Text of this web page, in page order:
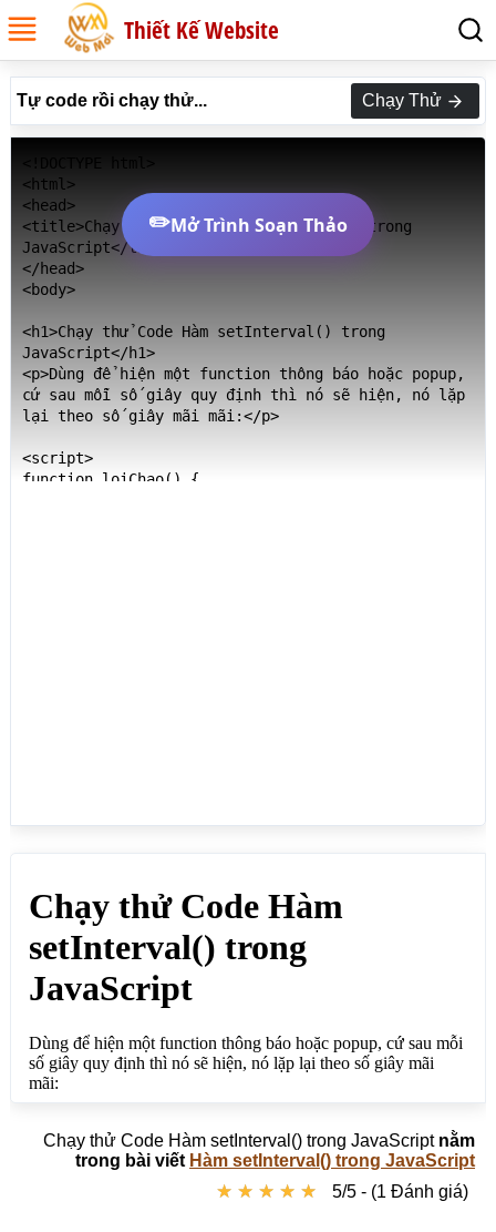
Thiết Kế Website
Tự code rồi chạy thử... Chạy Thử
<html>
<head>
<title>Chạy thử Code Hàm setInterval() trong
JavaScript</title>
</head>
<body>
<h1>Chạy thử Code Hàm setInterval() trong
JavaScript</h1>
<p>Dùng để hiện một function thông báo hoặc popup,
cứ sau mỗi số giây quy định thì nó sẽ hiện, nó lặp
lại theo số giây mãi mãi:</p>
<script>
function loiChao() {
✏️Mở Trình Soạn Thảo
Chạy thử Code Hàm setInterval() trong JavaScript nằm
trong bài viết Hàm setInterval() trong JavaScript
★ ★ ★ ★ ★
★ ★ ★ ★ ★ 5/5 - (1 Đánh giá)